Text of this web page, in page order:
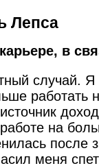
Лепса
в
случай.
работать
на
после
меня